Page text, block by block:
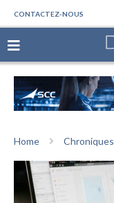
CONTACTEZ-NOUS
Home Chroniques